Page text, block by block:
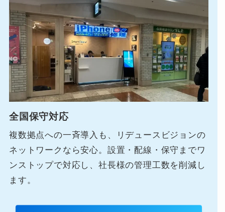
全国保守対応
複数拠点への一斉導入も、リデュースビジョンの
ネットワークなら安心。設置・配線・保守までワ
ンストップで対応し、社長様の管理工数を削減し
ます。